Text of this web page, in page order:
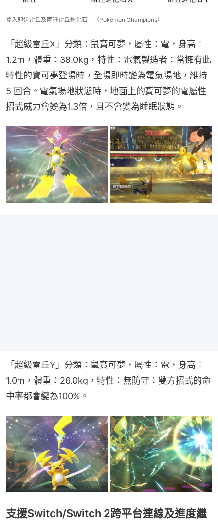
登入即送雷丘及兩種雷丘進化石。（Pokémon Champions）
「超級雷丘X」分類：鼠寶可夢，屬性：電，身高：
1.2m，體重：38.0kg，特性：電氣製造者：當擁有此
特性的寶可夢登場時，全場即時變為電氣場地，維持
5 回合。電氣場地狀態時，地面上的寶可夢的電屬性
招式威力會變為1.3倍，且不會變為睡眠狀態。
「超級雷丘Y」分類：鼠寶可夢，屬性：電，身高：
1.0m，體重：26.0kg，特性：無防守：雙方招式的命
中率都會變為100%。
支援Switch/Switch 2跨平台連線及進度繼